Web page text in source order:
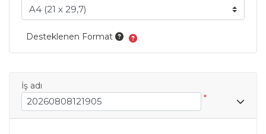
Desteklenen Format
İş adı
*